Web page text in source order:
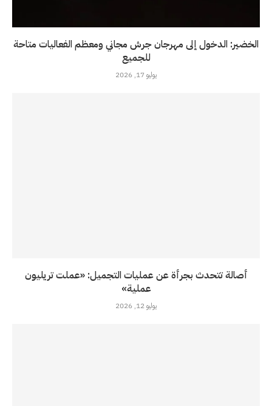
الخضير: الدخول إلى مهرجان جرش مجاني ومعظم الفعاليات متاحة
للجميع
يوليو 17, 2026
أصالة تتحدث بجرأة عن عمليات التجميل: «عملت تريليون
عملية»
يوليو 12, 2026